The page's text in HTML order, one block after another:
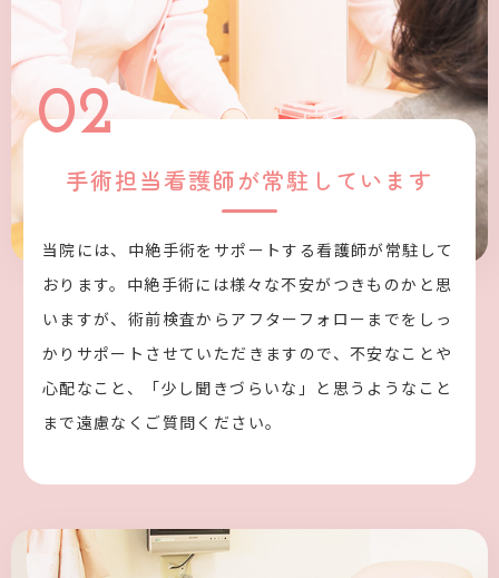
02
手術担当看護師が常駐しています
当院には、中絶手術をサポートする看護師が常駐して
おります。中絶手術には様々な不安がつきものかと思
いますが、術前検査からアフターフォローまでをしっ
かりサポートさせていただきますので、不安なことや
心配なこと、「少し聞きづらいな」と思うようなこと
まで遠慮なくご質問ください。